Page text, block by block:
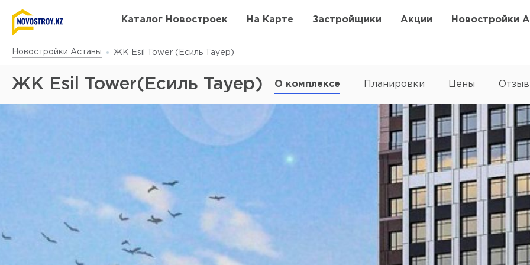
Каталог Новостроек На Карте Застройщики Акции Новостройки
Новостройки Астаны ЖК Esil Tower (Есиль Тауер)
ЖК Esil Tower(Есиль Тауер) О комплексе Планировки Цены